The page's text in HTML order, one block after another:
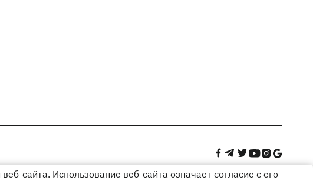
сайта. Использование веб-сайта означает согласие с его